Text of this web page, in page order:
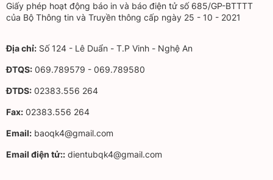
Giấy phép hoạt động báo in và báo điện tử số 685/GP-BTTTT
của Bộ Thông tin và Truyền thông cấp ngày 25 - 10 - 2021
Địa chỉ: Số 124 - Lê Duẩn - T.P Vinh - Nghệ An
ĐTQS: 069.789579 - 069.789580
ĐTDS: 02383.556 264
Fax: 02383.556 264
Email: baoqk4@gmail.com
Email điện tử:: dientubqk4@gmail.com